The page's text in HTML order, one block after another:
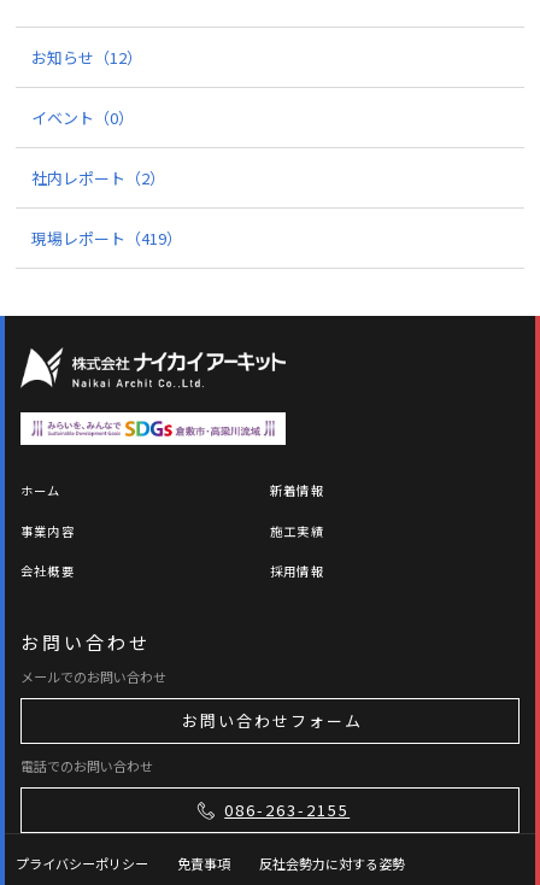
お知らせ （12）
イベント （0）
社内レポート （2）
現場レポート （419）
ホーム 新着情報
事業内容 施工実績
会社概要 採用情報
お問い合わせ
メールでのお問い合わせ
お問い合わせフォーム
電話でのお問い合わせ
086-263-2155
プライバシーポリシー 免責事項
反社会勢力に対する姿勢